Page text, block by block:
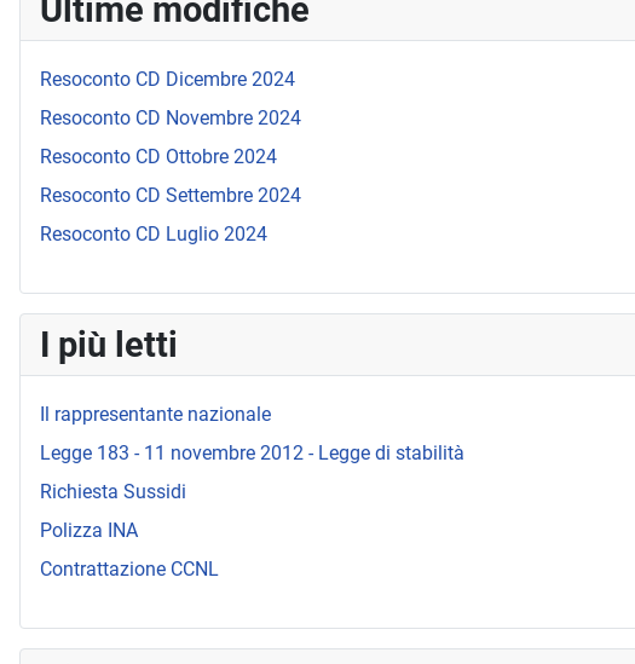
Ultime modifiche
Resoconto CD Dicembre 2024
Resoconto CD Novembre 2024
Resoconto CD Ottobre 2024
Resoconto CD Settembre 2024
Resoconto CD Luglio 2024
I più letti
Il rappresentante nazionale
Legge 183 - 11 novembre 2012 - Legge di stabilità
Richiesta Sussidi
Polizza INA
Contrattazione CCNL